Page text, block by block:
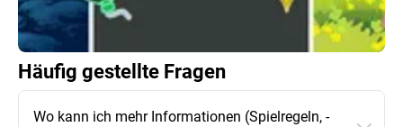
Häufig gestellte Fragen
Wo kann ich mehr Informationen (Spielregeln, -